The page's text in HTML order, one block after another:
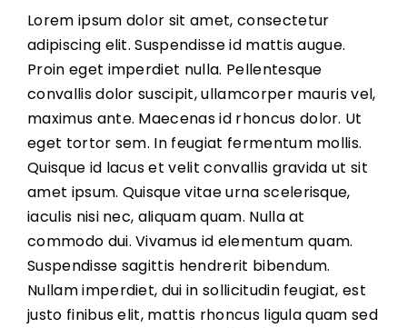
Lorem ipsum dolor sit amet, consectetur
adipiscing elit. Suspendisse id mattis augue.
Proin eget imperdiet nulla. Pellentesque
convallis dolor suscipit, ullamcorper mauris vel,
maximus ante. Maecenas id rhoncus dolor. Ut
eget tortor sem. In feugiat fermentum mollis.
Quisque id lacus et velit convallis gravida ut sit
amet ipsum. Quisque vitae urna scelerisque,
iaculis nisi nec, aliquam quam. Nulla at
commodo dui. Vivamus id elementum quam.
Suspendisse sagittis hendrerit bibendum.
Nullam imperdiet, dui in sollicitudin feugiat, est
justo finibus elit, mattis rhoncus ligula quam sed